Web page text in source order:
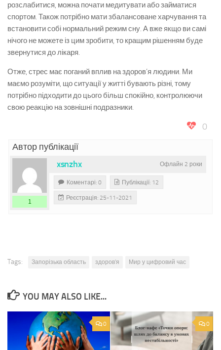
розслабитися, можна почати медитувати або займатися
спортом. Також потрібно мати збалансоване харчування та
встановити собі нормальний режим сну. А вже якщо ви самі
нічого не можете із цим зробити, то кращим рішенням буде
звернутися до лікаря.
Отже, стрес має поганий вплив на здоров’я людини. Ми
маємо розуміти, що ситуації у житті бувають різні, тому
потрібно підходити до цього більш спокійно, контролюючи
свою реакцію на зовнішні подразники.
0
Автор публікації
Офлайн 2 роки
xsnzhx
1
Коментарі: 0 Публікації: 12
Реєстрація: 25-11-2021
Tags: Запорізька область здоров'я Мир у цифровий час
YOU MAY ALSO LIKE...
0 0